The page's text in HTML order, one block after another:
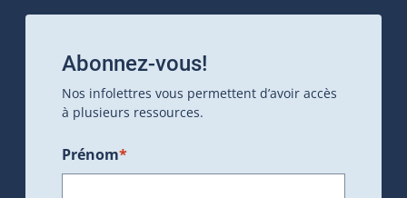
Abonnez-vous!
Nos infolettres vous permettent d’avoir accès
à plusieurs ressources.
Prénom*